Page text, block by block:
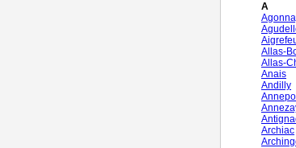
A
Allas-
Allas-
Anais
Andilly
Archiac